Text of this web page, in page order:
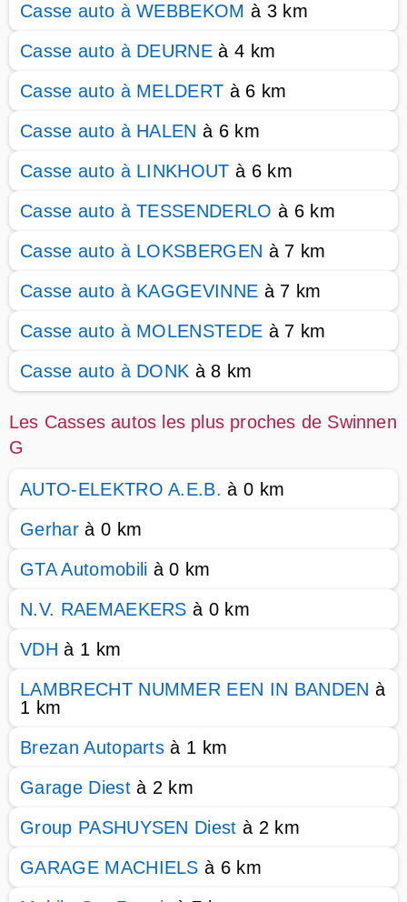
Casse auto à WEBBEKOM à 3 km
Casse auto à DEURNE à 4 km
Casse auto à MELDERT à 6 km
Casse auto à HALEN à 6 km
Casse auto à LINKHOUT à 6 km
Casse auto à TESSENDERLO à 6 km
Casse auto à LOKSBERGEN à 7 km
Casse auto à KAGGEVINNE à 7 km
Casse auto à MOLENSTEDE à 7 km
Casse auto à DONK à 8 km
Les Casses autos les plus proches de Swinnen
G
AUTO-ELEKTRO A.E.B. à 0 km
Gerharà 0 km
GTA Automobili à 0 km
N.V. RAEMAEKERS à 0 km
VDH à 1 km
LAMBRECHT NUMMER EEN IN BANDEN à
1 km
Brezan Autoparts à 1 km
Garage Diestà 2 km
Group PASHUYSEN Diest à 2 km
GARAGE MACHIELS à 6 km